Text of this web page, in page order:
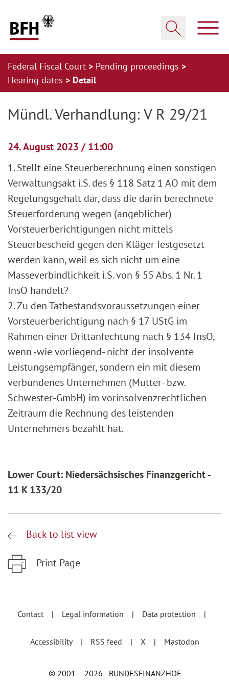
Federal Fiscal Court
Pending proceedings
Hearing dates
Detail
Mündl. Verhandlung: V R 29/21
24. August 2023 / 11:00
1. Stellt eine Steuerberechnung einen sonstigen
Verwaltungsakt i.S. des § 118 Satz 1 AO mit dem
Regelungsgehalt dar, dass die darin berechnete
Steuerforderung wegen (angeblicher)
Vorsteuerberichtigungen nicht mittels
Steuerbescheid gegen den Kläger festgesetzt
werden kann, weil es sich nicht um eine
Masseverbindlichkeit i.S. von § 55 Abs. 1 Nr. 1
InsO handelt?
2. Zu den Tatbestandsvoraussetzungen einer
Vorsteuerberichtigung nach § 17 UStG im
Rahmen einer Drittanfechtung nach § 134 InsO,
wenn -wie vorliegend- nicht der insolvente
Leistungsempfänger, sondern ein mit diesem
verbundenes Unternehmen (Mutter- bzw.
Schwester-GmbH) im vorinsolvenzrechtlichen
Zeitraum die Rechnung des leistenden
Unternehmers bezahlt hat.
Lower Court: Niedersächsisches Finanzgericht -
11 K 133/20
Back to list view
Print Page
Contact
Legal information Data protection
Accessibility RSS feed X Mastodon
© 2001 – 2026 - BUNDESFINANZHOF